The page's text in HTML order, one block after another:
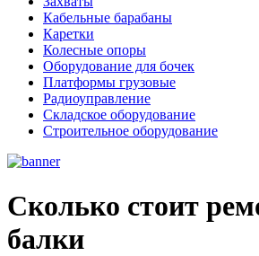
Кабельные барабаны
Каретки
Колесные опоры
Оборудование для бочек
Платформы грузовые
Радиоуправление
Складское оборудование
Строительное оборудование
Сколько стоит
балки